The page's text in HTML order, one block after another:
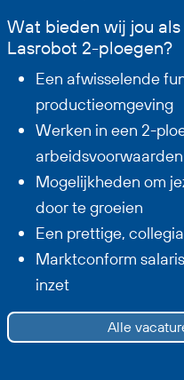
Wat bieden wij jou
Lasrobot 2-ploegen?
Een afwisselende
productieomgeving
Werken in een 2-
arbeidsvoorwaarden
Mogelijkheden om
door te groeien
Een prettige,
Marktconform
inzet
Alle